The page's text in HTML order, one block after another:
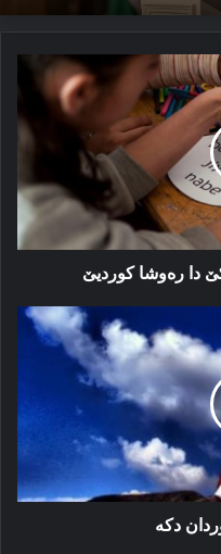
دا رەوشا كوردیێ
دكە